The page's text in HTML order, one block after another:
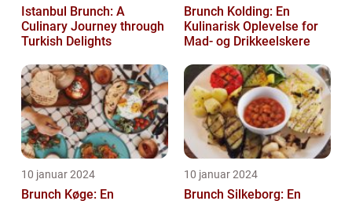
Istanbul Brunch: A
Culinary Journey through
Turkish Delights
Brunch Kolding: En
Kulinarisk Oplevelse for
Mad- og Drikkeelskere
10 januar 2024
Brunch Køge: En
10 januar 2024
Brunch Silkeborg: En